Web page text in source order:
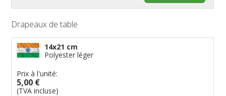
Drapeaux de table
14x21 cm
Polyester léger
Prix à l'unité:
5,00 €
(TVA incluse)